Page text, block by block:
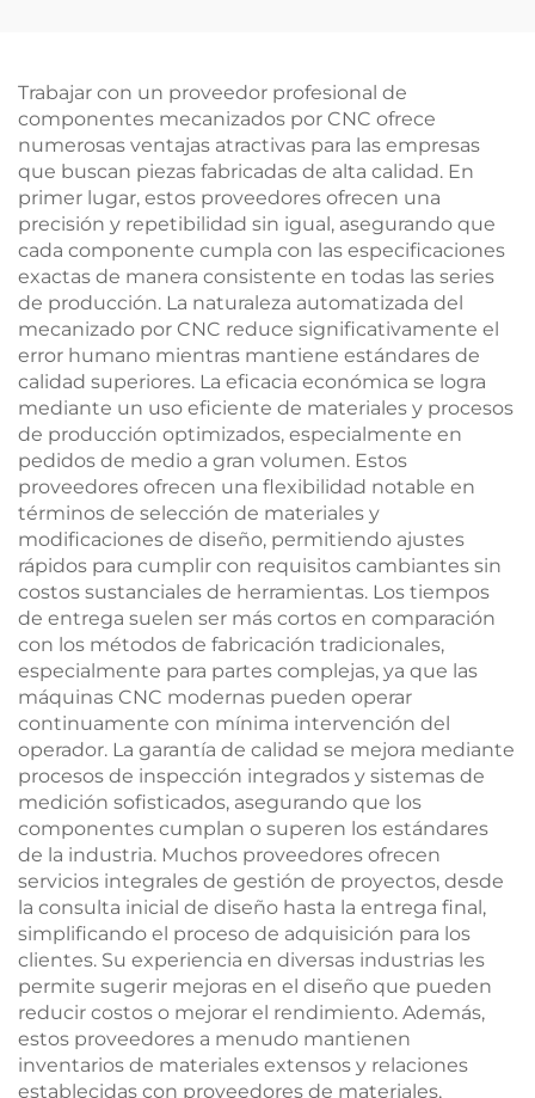
Trabajar con un proveedor profesional de
componentes mecanizados por CNC ofrece
numerosas ventajas atractivas para las empresas
que buscan piezas fabricadas de alta calidad. En
primer lugar, estos proveedores ofrecen una
precisión y repetibilidad sin igual, asegurando que
cada componente cumpla con las especificaciones
exactas de manera consistente en todas las series
de producción. La naturaleza automatizada del
mecanizado por CNC reduce significativamente el
error humano mientras mantiene estándares de
calidad superiores. La eficacia económica se logra
mediante un uso eficiente de materiales y procesos
de producción optimizados, especialmente en
pedidos de medio a gran volumen. Estos
proveedores ofrecen una flexibilidad notable en
términos de selección de materiales y
modificaciones de diseño, permitiendo ajustes
rápidos para cumplir con requisitos cambiantes sin
costos sustanciales de herramientas. Los tiempos
de entrega suelen ser más cortos en comparación
con los métodos de fabricación tradicionales,
especialmente para partes complejas, ya que las
máquinas CNC modernas pueden operar
continuamente con mínima intervención del
operador. La garantía de calidad se mejora mediante
procesos de inspección integrados y sistemas de
medición sofisticados, asegurando que los
componentes cumplan o superen los estándares
de la industria. Muchos proveedores ofrecen
servicios integrales de gestión de proyectos, desde
la consulta inicial de diseño hasta la entrega final,
simplificando el proceso de adquisición para los
clientes. Su experiencia en diversas industrias les
permite sugerir mejoras en el diseño que pueden
reducir costos o mejorar el rendimiento. Además,
estos proveedores a menudo mantienen
inventarios de materiales extensos y relaciones
establecidas con proveedores de materiales,